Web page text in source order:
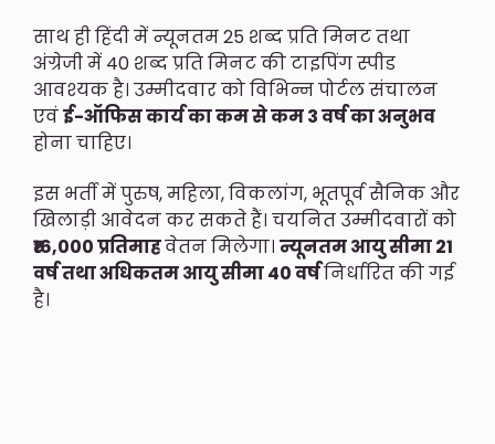
साथ ही हिंदी में न्यूनतम 25 शब्द प्रति मिनट तथा
अंग्रेजी में 40 शब्द प्रति मिनट की टाइपिंग स्पीड
आवश्यक है। उम्मीदवार को विभिन्न पोर्टल संचालन
एवंई-ऑफिस कार्य का कम से कम 3 वर्ष का अनुभव
होना चाहिए।
इस भर्ती में पुरुष, महिला, विकलांग, भूतपूर्व सैनिक और
खिलाड़ी आवेदन कर सकते हैं। चयनित उम्मीदवारों को
₹16,000 प्रतिमाहवेतन मिलेगा। न्यूनतम आयु सीमा 21
वर्ष तथा अधिकतम आयु सीमा 40 वर्षनिर्धारित की गई
है।